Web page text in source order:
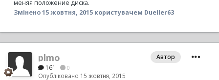
меняя положение диска.
Змінено15 жовтня, 2015 користувачем Dueller63
plmo
161 0
Опубліковано 15 жовтня, 2015
Автор